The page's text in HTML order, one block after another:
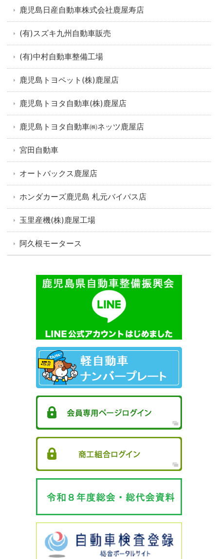
鹿児島日産自動車株式会社鹿屋寿店
(有)スズキ九州自動車販売
(有)中村自動車整備工場
鹿児島トヨペット(株)鹿屋店
鹿児島トヨタ自動車(株)鹿屋店
鹿児島トヨタ自動車㈱ネッツ鹿屋店
宮田自動車
オートバックス鹿屋店
ホンダカーズ鹿児島 札元バイパス店
玉里産機(株)鹿屋工場
阿久根モータース